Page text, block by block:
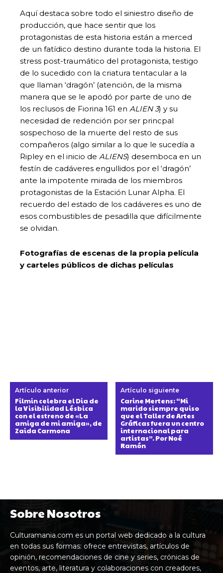
Aquí destaca sobre todo el siniestro diseño de
producción, que hace sentir que los
protagonistas de esta historia están a merced
de un fatídico destino durante toda la historia. El
stress post-traumático del protagonista, testigo
de lo sucedido con la criatura tentacular a la
que llaman ‘dragón’ (atención, de la misma
manera que se le apodó por parte de uno de
los reclusos de Fiorina 161 en ALIEN 3) y su
necesidad de redención por ser princpal
sospechoso de la muerte del resto de sus
compañeros (algo similar a lo que le sucedía a
Ripley en el inicio de ALIENS) desemboca en un
festín de cadáveres engullidos por el ‘dragón’
ante la impotente mirada de los miembros
protagonistas de la Estación Lunar Alpha. El
recuerdo del estado de los cadáveres es uno de
esos combustibles de pesadilla que difícilmente
se olvidan.
Fotografías de escenas de la propia película
y carteles públicos de dichas películas
Artículo anterior
Filmin celebra el Dia de
la Visibilidad Lésbica
con el estreno de «La
amiga de mi amiga», de
Zaida Carmona
Artículo siguiente
Carine Mertens: “Mi
marido siempre quiso
que el Taller de Artes
Gráficas fuera un centro
internacional para
artistas”. Por Noé
Ramón
Sobre Nosotros
Culturamania.com es un portal web dedicado a la cultura
en todas sus formas: ofrece entrevistas, artículos de
opinión, recomendaciones de cine y series, crónicas de
eventos, arte, literatura y colaboraciones con creadores,